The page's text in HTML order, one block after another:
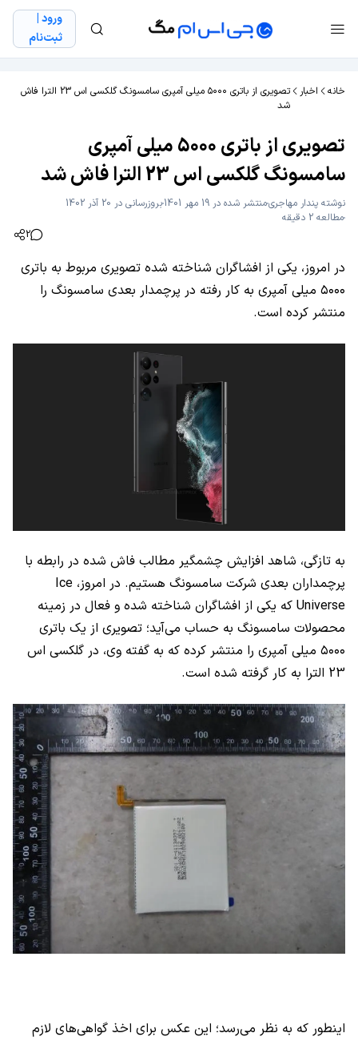
ورود |
ثبت‌نام
خانه اخبار
تصویری از باتری ۵۰۰۰ میلی آمپری سامسونگ گلکسی اس 23 الترا فاش
شد
تصویری از باتری ۵۰۰۰ میلی آمپری
سامسونگ گلکسی اس 23 الترا فاش شد
نوشته پندار مهاجریمنتشر شده در 19 مهر 1401
بروزرسانی در 20 آذر 1402
مطالعه 2 دقیقه
2
در امروز، یکی از افشاگران شناخته شده تصویری مربوط به باتری
۵۰۰۰ میلی آمپری به کار رفته در پرچمدار بعدی سامسونگ را
منتشر کرده است.
به تازگی، شاهد افزایش چشمگیر مطالب فاش شده در رابطه با
پرچمداران بعدی شرکت سامسونگ هستیم. در امروز، Ice
Universe که یکی از افشاگران شناخته شده و فعال در زمینه
محصولات سامسونگ به حساب می‌آید؛ تصویری از یک باتری
۵۰۰۰ میلی آمپری را منتشر کرده که به گفته وی، در گلکسی اس
23 الترا به کار گرفته شده است.
اینطور که به نظر می‌رسد؛ این عکس برای اخذ گواهی‌های لازم